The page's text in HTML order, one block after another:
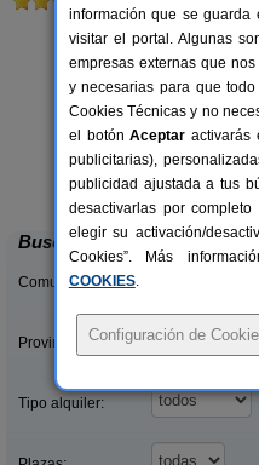
Casas Rurales
El Picazo
Buscar
Comunidades:
Provincias/Islas:
Tipo alquiler:
información que se guarda
visitar el portal. Algunas
empresas externas que
y necesarias para que
Cookies Técnicas y no
el botónAceptar activarás
publicitarias),
publicidad ajustada a tus
desactivarlas por
elegir su activación/
Cookies”. Más
COOKIES.